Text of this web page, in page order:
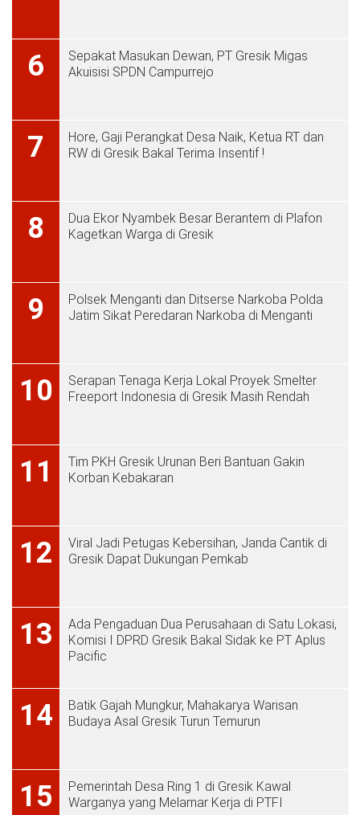
6
Sepakat Masukan Dewan, PT Gresik Migas
Akuisisi SPDN Campurrejo
7
Hore, Gaji Perangkat Desa Naik, Ketua RT dan
RW di Gresik Bakal Terima Insentif !
8
Dua Ekor Nyambek Besar Berantem di Plafon
Kagetkan Warga di Gresik
9
Polsek Menganti dan Ditserse Narkoba Polda
Jatim Sikat Peredaran Narkoba di Menganti
10
Serapan Tenaga Kerja Lokal Proyek Smelter
Freeport Indonesia di Gresik Masih Rendah
11
Tim PKH Gresik Urunan Beri Bantuan Gakin
Korban Kebakaran
12
Viral Jadi Petugas Kebersihan, Janda Cantik di
Gresik Dapat Dukungan Pemkab
13
Ada Pengaduan Dua Perusahaan di Satu Lokasi,
Komisi I DPRD Gresik Bakal Sidak ke PT Aplus
Pacific
14
Batik Gajah Mungkur, Mahakarya Warisan
Budaya Asal Gresik Turun Temurun
15
Pemerintah Desa Ring 1 di Gresik Kawal
Warganya yang Melamar Kerja di PTFI